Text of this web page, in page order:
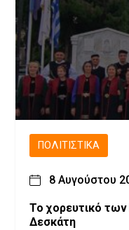
ΠΟΛΙΤΙΣΤΙΚΆ
8 Αυγούστου
Το χορευτικό
Δεσκάτη